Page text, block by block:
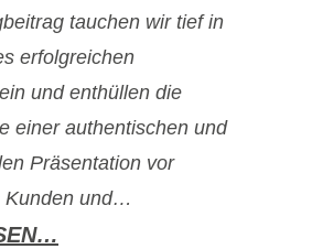
tauchen wir tief in
erfolgreichen
und enthüllen die
einer authentischen und
Präsentation vor
Kunden und…